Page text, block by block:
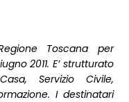
Toscana per
2011. E’ strutturato
Servizio Civile,
I destinatari